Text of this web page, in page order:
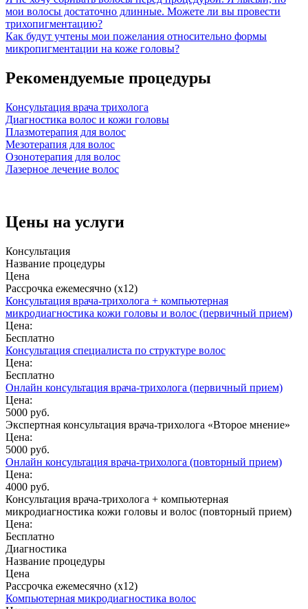
мои волосы достаточно длинные. Можете ли вы провести
трихопигментацию?
Как будут учтены мои пожелания относительно формы
микропигментации на коже головы?
Рекомендуемые процедуры
Консультация врача трихолога
Диагностика волос и кожи головы
Плазмотерапия для волос
Мезотерапия для волос
Озонотерапия для волос
Лазерное лечение волос
Цены на услуги
Консультация
Название процедуры
Цена
Рассрочка ежемесячно (x12)
Консультация врача-трихолога + компьютерная
микродиагностика кожи головы и волос (первичный прием)
Цена:
Бесплатно
Консультация специалиста по структуре волос
Цена:
Бесплатно
Онлайн консультация врача-трихолога (первичный прием)
Цена:
5000 руб.
Экспертная консультация врача-трихолога «Второе мнение»
Цена:
5000 руб.
Онлайн консультация врача-трихолога (повторный прием)
Цена:
4000 руб.
Консультация врача-трихолога + компьютерная
микродиагностика кожи головы и волос (повторный прием)
Цена:
Бесплатно
Диагностика
Название процедуры
Цена
Рассрочка ежемесячно (x12)
Компьютерная микродиагностика волос